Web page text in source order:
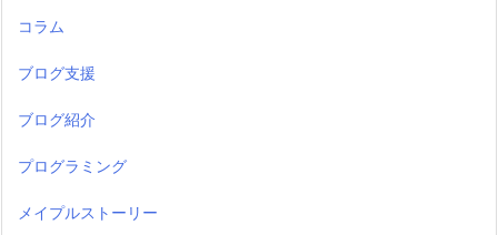
コラム
ブログ支援
ブログ紹介
プログラミング
メイプルストーリー